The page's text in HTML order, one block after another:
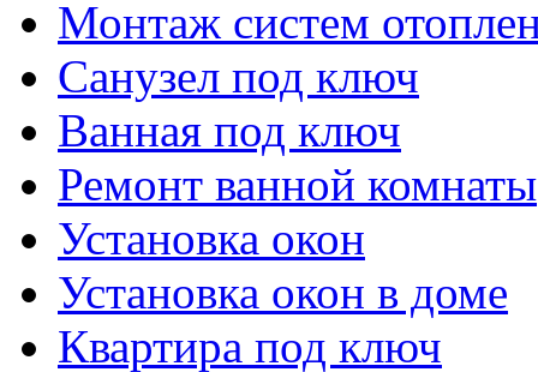
Монтаж систем
Санузел под ключ
Ванная под ключ
Ремонт ванной комнаты
Установка окон
Установка окон в доме
Квартира под ключ